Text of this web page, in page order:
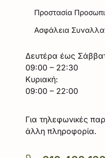
Προστασία
Ασφάλεια
Δευτέρα έως
09:00 – 22:30
Κυριακή:
09:00 – 22:00
Για τηλεφωνικές
άλλη πληροφορία.